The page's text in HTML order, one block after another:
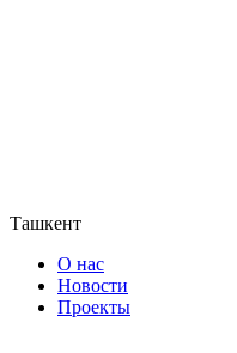
Ташкент
О нас
Новости
Проекты